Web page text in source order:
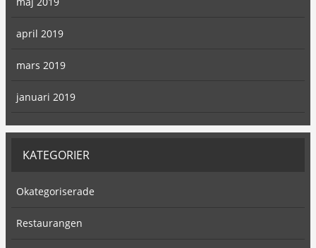
april 2019
mars 2019
januari 2019
KATEGORIER
Okategoriserade
Restaurangen